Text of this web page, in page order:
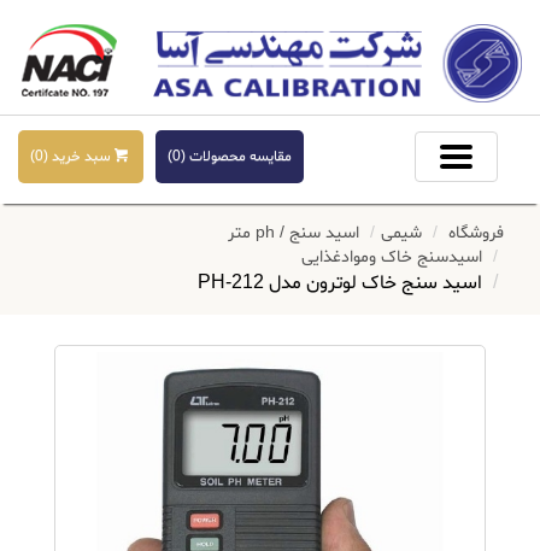
سبد خرید (0
) مقایسه محصولات (0
)
فروشگاه شیمی
اسید سنج / ph متر
اسیدسنج خاک وموادغذایی
اسید سنج خاک لوترون مدل PH-212